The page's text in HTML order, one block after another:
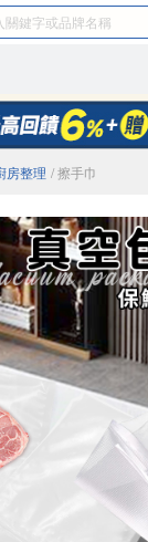
房整理 / 擦手巾